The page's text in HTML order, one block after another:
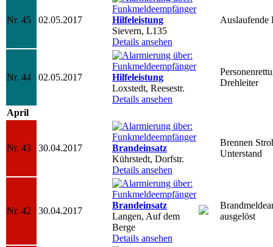
Nr. 45 02.05.2017
Hilfeleistung
Sievern, L135
Details ansehen
Auslaufende
Nr. 44 02.05.2017
Hilfeleistung
Loxstedt, Reesestr.
Details ansehen
Drehleiter
April
Nr. 43 30.04.2017
Brandeinsatz
Kührstedt, Dorfstr.
Details ansehen
Brennen
Unterstand
Nr. 42 30.04.2017
Brandeinsatz
Langen, Auf dem
Berge
Details ansehen
ausgelöst